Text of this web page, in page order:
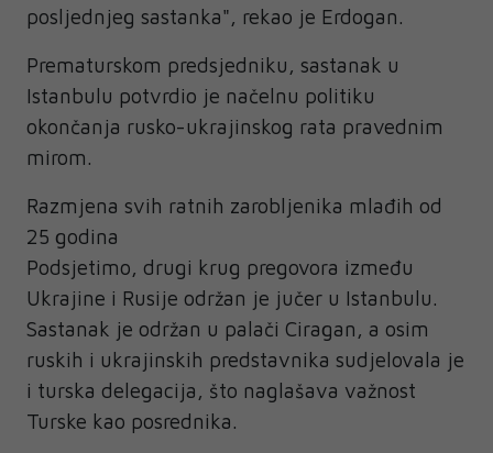
posljednjeg sastanka", rekao je Erdogan.
Prematurskom predsjedniku, sastanak u
Istanbulu potvrdio je načelnu politiku
okončanja rusko-ukrajinskog rata pravednim
mirom.
Razmjena svih ratnih zarobljenika mlađih od
25 godina
Podsjetimo, drugi krug pregovora između
Ukrajine i Rusije održan je jučer u Istanbulu.
Sastanak je održan u palači Ciragan, a osim
ruskih i ukrajinskih predstavnika sudjelovala je
i turska delegacija, što naglašava važnost
Turske kao posrednika.